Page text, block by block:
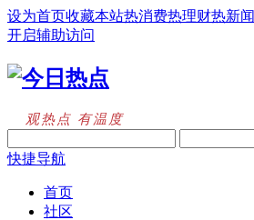
设为首页收藏本站热消费热理财热新闻
开启辅助访问
观热点 有温度
快捷导航
首页
社区